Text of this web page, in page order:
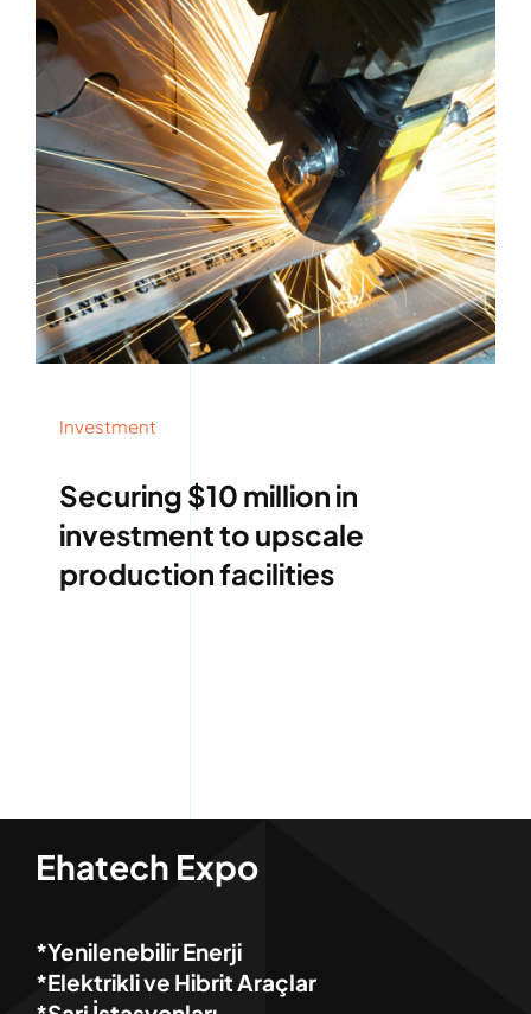
Investment
Securing $10 million in
investment to upscale
production facilities
Ehatech Expo
*Yenilenebilir Enerji
*Elektrikli ve Hibrit Araçlar